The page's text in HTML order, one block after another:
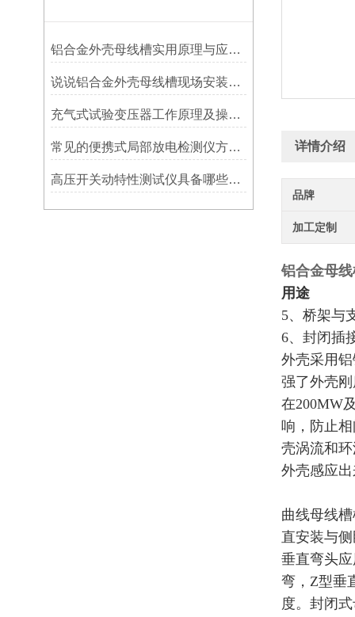
铝合金外壳母线槽实用原理与应用分享
说说铝合金外壳母线槽现场安装时有什么注意事项
充气式试验变压器工作原理及操作步骤
常见的便携式局部放电检测仪方法有哪些
高压开关动特性测试仪具备哪些功能？
详情介绍
品牌
加工定制
铝合金母
用途
5、桥架与
6、封闭插
外壳采用
强了外壳
在200MW
响，防止
壳涡流和
外壳感应
曲线母线
直安装与
垂直弯头
弯，Z型垂
度。封闭